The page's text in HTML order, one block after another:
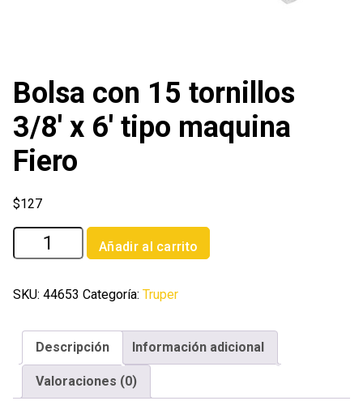
Bolsa con 15 tornillos
3/8′ x 6′ tipo maquina
Fiero
$127
Bolsa
con
tornillos
tipo
maquina
Añadir al carrito
SKU: 44653 Categoría: Truper
Descripción Información adicional
Valoraciones (0)